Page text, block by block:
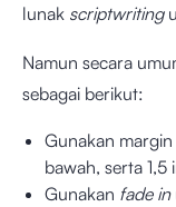
lunak scriptwriting
Namun secara
sebagai berikut:
Gunakan margin
bawah, serta 1,5
Gunakan fade in